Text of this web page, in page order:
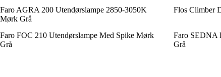
Faro AGRA 200 Utendørslampe 2850-3050K
Mørk Grå
Flos Climber
Faro FOC 210 Utendørslampe Med Spike Mørk
Grå
Faro SEDNA
Grå